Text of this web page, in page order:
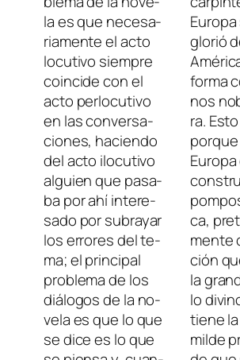
la es que ne­ce­sa­
ria­men­te el ac­to
lo­cu­ti­vo siem­pre
coin­ci­de con el
ac­to per­lo­cu­ti­vo
en las con­ver­sa­
cio­nes, ha­cien­do
del ac­to ilo­cu­ti­vo
al­guien que pa­sa­
ba por ahí in­tere­
sa­do por sub­ra­yar
los erro­res del te­
ma; el prin­ci­pal
pro­ble­ma de los
diá­lo­gos de la no­
ve­la es que lo que
se di­ce es lo que
glo­rió
for­ma
nos
ra.
ca,
ción
la
lo
tie­ne
mil­de